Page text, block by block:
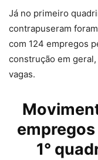
Já no primeiro
contrapuseram
com 124 empregos
construção em
vagas.
empregos
1°